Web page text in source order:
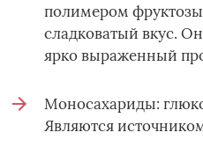
полимером
сладковатый вкус.
ярко выраженный
Моносахариды:
Являются